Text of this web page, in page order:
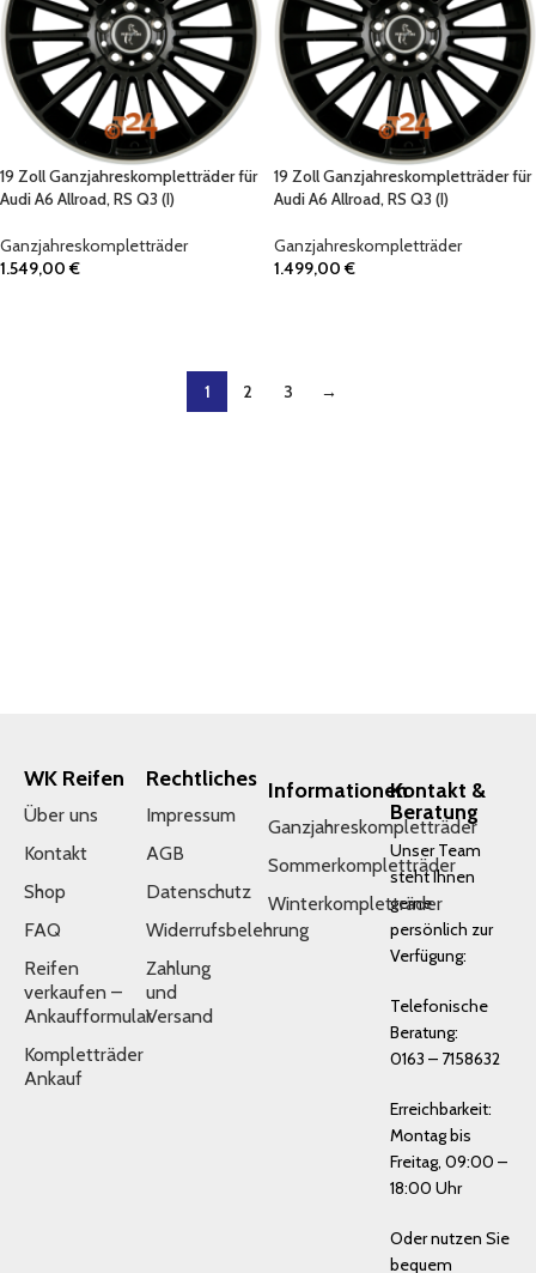
19 Zoll Ganzjahreskompletträder für
Audi A6 Allroad, RS Q3 (I)
Ganzjahreskompletträder
1.549,00€
19 Zoll Ganzjahreskompletträder für
Audi A6 Allroad, RS Q3 (I)
Ganzjahreskompletträder
1.499,00€
1 2 3 →
WK Reifen
Über uns
Kontakt
Shop
FAQ
Reifen
verkaufen –
Ankaufformular
Kompletträder
Ankauf
Rechtliches
Impressum
AGB
Datenschutz
Widerrufsbelehrung
Zahlung
und
Versand
Informationen
Ganzjahreskompletträder
Sommerkompletträder
Winterkompletträder
Kontakt &
Beratung
Unser Team
steht Ihnen
gerne
persönlich zur
Verfügung:
Telefonische
Beratung:
0163 – 7158632
Erreichbarkeit:
Montag bis
Freitag, 09:00 –
18:00 Uhr
Oder nutzen Sie
bequem